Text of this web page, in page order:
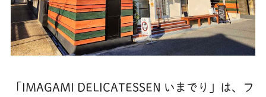
「IMAGAMI DELICATESSEN いまでり」は、フ